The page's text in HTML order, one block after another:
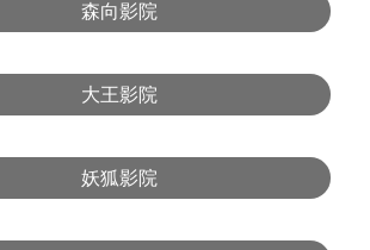
森向影院
大王影院
妖狐影院